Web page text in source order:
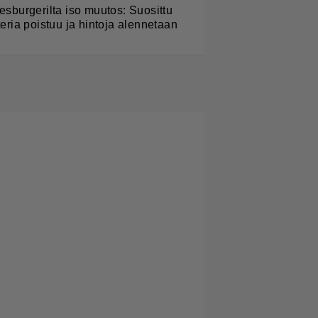
iso muutos: Suosittu
poistuu ja hintoja alennetaan